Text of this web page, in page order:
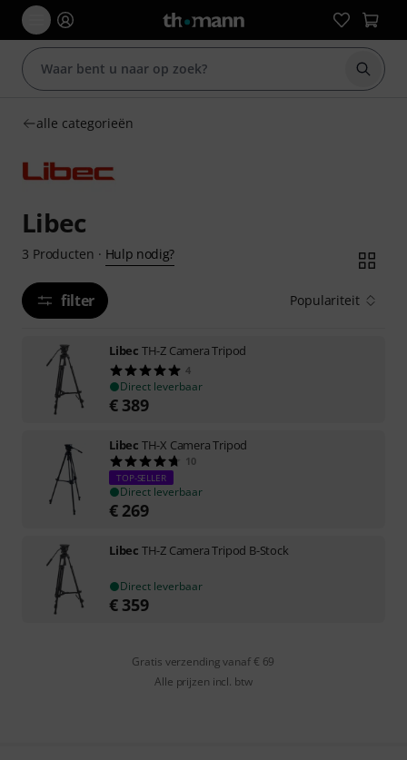
Zoek
alle categorieën
Libec
3 Producten · Hulp nodig?
filter Populariteit
Libec TH-Z Camera Tripod
4
Direct leverbaar
€ 389
Libec TH-X Camera Tripod
10
TOP-SELLER
Direct leverbaar
€ 269
Libec TH-Z Camera Tripod B-Stock
Direct leverbaar
€ 359
Gratis verzending vanaf € 69
Alle prijzen incl. btw